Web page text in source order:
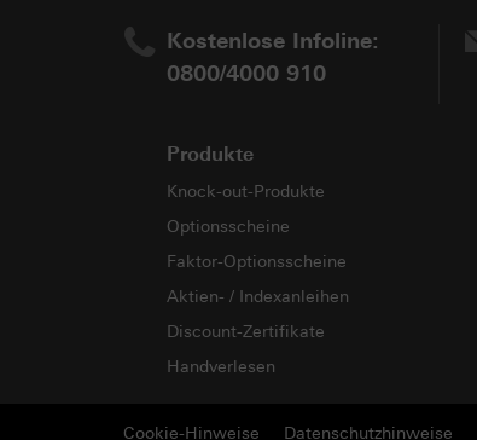
Kostenlose Infoline:
0800/4000 910
Produkte
Knock-out-Produkte
Optionsscheine
Faktor-Optionsscheine
Aktien- / Indexanleihen
Discount-Zertifikate
Handverlesen
Cookie-Hinweise Datenschutzhinweise